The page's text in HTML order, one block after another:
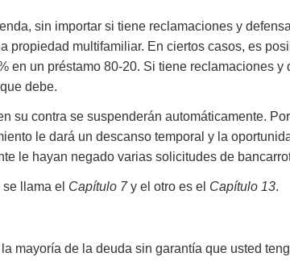
sin importar si tiene reclamaciones y
propiedad multifamiliar. En ciertos casos, es
en un préstamo 80-20. Si tiene reclamaciones
debe.
su contra se suspenderán automáticamente.
le dará un descanso temporal y la
le hayan negado varias solicitudes de
llama el Capítulo 7y el otro es el Capítulo 13.
mayoría de la deuda sin garantía que usted